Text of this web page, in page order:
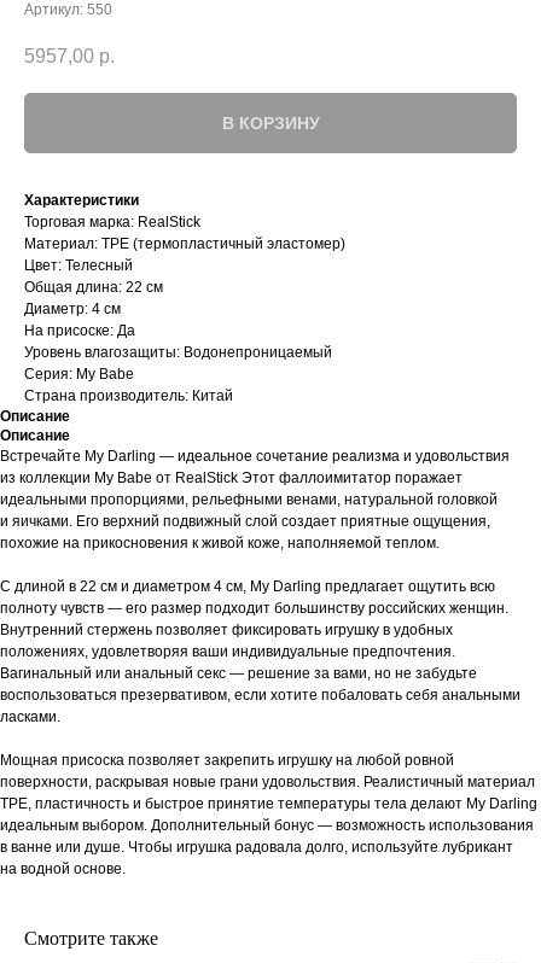
Артикул: 550
5957,00 р.
В КОРЗИНУ
Характеристики
Торговая марка: RealStick
Материал: TPE (термопластичный эластомер)
Цвет: Телесный
Общая длина: 22 см
Диаметр: 4 см
На присоске: Да
Уровень влагозащиты: Водонепроницаемый
Серия: My Babe
Страна производитель: Китай
Описание
Описание
Встречайте My Darling — идеальное сочетание реализма и удовольствия
из коллекции My Babe от RealStick Этот фаллоимитатор поражает
идеальными пропорциями, рельефными венами, натуральной головкой
и яичками. Его верхний подвижный слой создает приятные ощущения,
похожие на прикосновения к живой коже, наполняемой теплом.
С длиной в 22 см и диаметром 4 см, My Darling предлагает ощутить всю
полноту чувств — его размер подходит большинству российских женщин.
Внутренний стержень позволяет фиксировать игрушку в удобных
положениях, удовлетворяя ваши индивидуальные предпочтения.
Вагинальный или анальный секс — решение за вами, но не забудьте
воспользоваться презервативом, если хотите побаловать себя анальными
ласками.
Мощная присоска позволяет закрепить игрушку на любой ровной
поверхности, раскрывая новые грани удовольствия. Реалистичный материал
TPE, пластичность и быстрое принятие температуры тела делают My Darling
идеальным выбором. Дополнительный бонус — возможность использования
в ванне или душе. Чтобы игрушка радовала долго, используйте лубрикант
на водной основе.
Смотрите также